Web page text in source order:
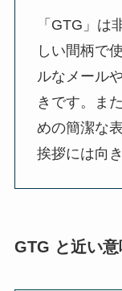
「GTG」は
しい間柄で
ルなメール
きです。ま
めの簡潔な
挨拶には向
GTG と近い